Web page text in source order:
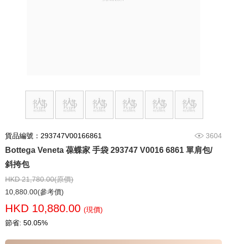
貨品編號：293747V00166861 3604
Bottega Veneta 葆蝶家 手袋 293747 V0016 6861 單肩包/
斜挎包
HKD 21,780.00(原價)
10,880.00(參考價)
HKD 10,880.00 (現價)
節省: 50.05%